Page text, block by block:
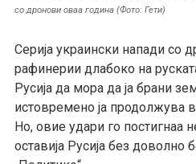
со дронови оваа година (Фото: Гети)
Серија украински напади со
рафинерии длабоко на
Русија да мора да ја брани
истовремено ја продолжува
Но, овие удари го постигнаа
оставија Русија без доволно